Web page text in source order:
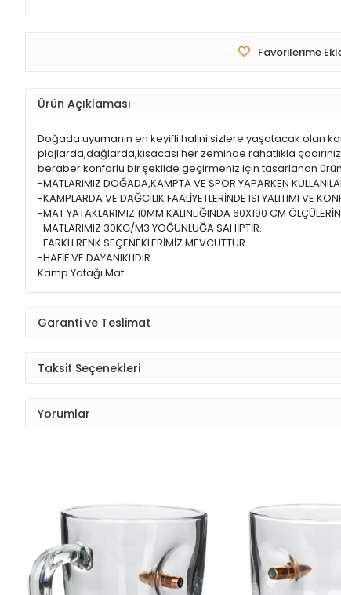
Favorilerime
Ürün Açıklaması
Doğada uyumanın en keyifli halini sizlere yaşatacak olan
plajlarda,dağlarda,kısacası her zeminde rahatlıkla
beraber konforlu bir şekilde geçirmeniz için tasarlanan
-MATLARIMIZ DOĞADA,KAMPTA VE SPOR YAPARKEN
-KAMPLARDA VE DAĞCILIK FAALİYETLERİNDE ISI YALITIMI VE
-MAT YATAKLARIMIZ 10MM KALINLIĞINDA 60X190 CM
-MATLARIMIZ 30KG/M3 YOĞUNLUĞA SAHİPTİR.
-FARKLI RENK SEÇENEKLERİMİZ MEVCUTTUR
-HAFİF VE DAYANIKLIDIR.
Kamp Yatağı Mat
Garanti ve Teslimat
Taksit Seçenekleri
Yorumlar